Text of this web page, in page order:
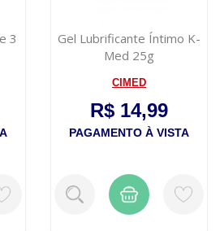
3
Gel Lubrificante Íntimo K-
Med 25g
CIMED
R$ 14,99
PAGAMENTO À VISTA